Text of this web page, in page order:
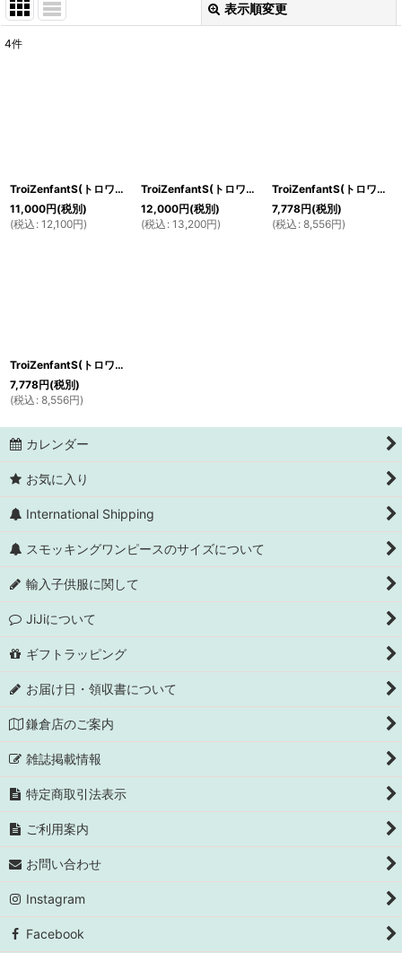
表示順変更
4件
TroiZenfantS(トロワザンファン) MARIE blue dress ベロア素材ワンピース（バーガンディー）4歳104cm
11,000円(税別)
(税込 : 12,100円)
TroiZenfantS(トロワザンファン) MARIE blue dress ベロア素材ワンピース（ネイビー）8歳128cm
12,000円(税別)
(税込 : 13,200円)
TroiZenfantS(トロワザンファン) FLORA dress フローラル切替ワンピース（ピンク）2歳86cm
7,778円(税別)
(税込 : 8,556円)
TroiZenfantS(トロワザンファン) FLORA dress フローラル切替ワンピース（ブルー）2歳86cm
7,778円(税別)
(税込 : 8,556円)
カレンダー
お気に入り
International Shipping
スモッキングワンピースのサイズについて
輸入子供服に関して
JiJiについて
ギフトラッピング
お届け日・領収書について
鎌倉店のご案内
雑誌掲載情報
特定商取引法表示
ご利用案内
お問い合わせ
Instagram
Facebook